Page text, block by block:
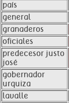
país
general
granaderos
oficiales
predecesor justo
josé
gobernador
urquiza
lavalle